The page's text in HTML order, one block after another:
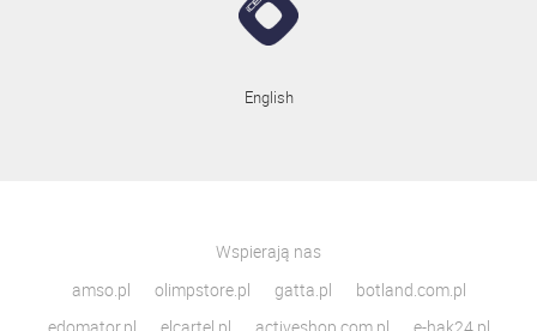
English
Wspierają nas
amso.pl
olimpstore.pl gatta.pl
botland.com.pl